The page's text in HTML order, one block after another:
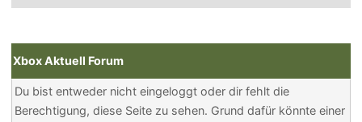
Xbox Aktuell Forum
Du bist entweder nicht eingeloggt oder dir fehlt die
Berechtigung, diese Seite zu sehen. Grund dafür könnte einer